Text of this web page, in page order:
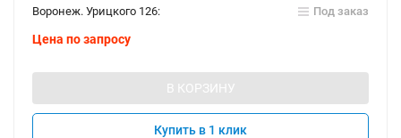
Воронеж. Урицкого 126:
Под заказ
Цена по запросу
В КОРЗИНУ
Купить в 1 клик